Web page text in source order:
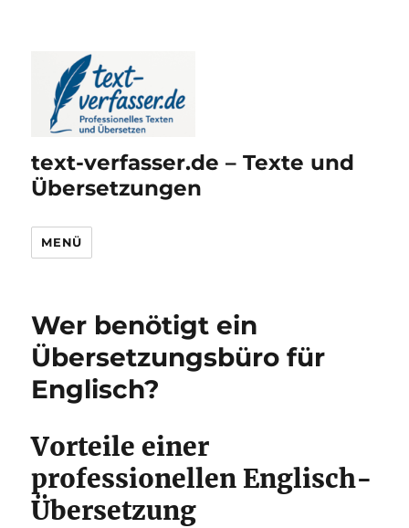
text-verfasser.de – Texte und
Übersetzungen
MENÜ
Wer benötigt ein
Übersetzungsbüro für
Englisch?
Vorteile einer
professionellen Englisch-
Übersetzung